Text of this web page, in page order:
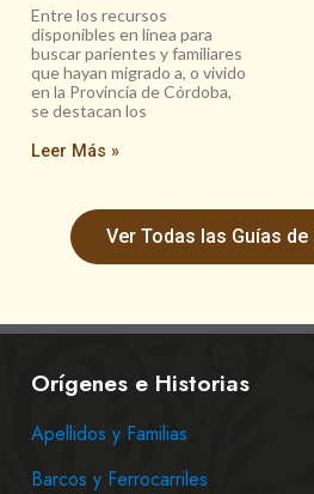
Entre los recursos
disponibles en línea para
buscar parientes y familiares
que hayan migrado a, o vivido
en la Provincia de Córdoba,
se destacan los
Leer Más »
Ver Todas las Guías de
Orígenes e Historias
Apellidos y Familias
Barcos y Ferrocarriles